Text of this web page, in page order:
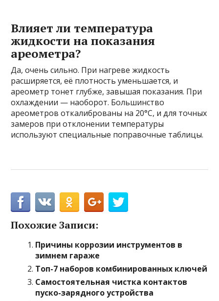
Влияет ли температура
жидкости на показания
ареометра?
Да, очень сильно. При нагреве жидкость
расширяется, её плотность уменьшается, и
ареометр тонет глубже, завышая показания. При
охлаждении — наоборот. Большинство
ареометров откалиброваны на 20°C, и для точных
замеров при отклонении температуры
используют специальные поправочные таблицы.
Похожие Записи:
Причины коррозии инструментов в
зимнем гараже
Топ-7 наборов комбинированных ключей
Самостоятельная чистка контактов
пуско-зарядного устройства